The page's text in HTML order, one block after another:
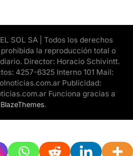
SOL SA | Todos los derechos
la reproducción total o
Director: Horacio Schivintt.
4257-6325 Interno 101 Mail:
Publicidad:
Funciona gracias a
BlazeThemes.